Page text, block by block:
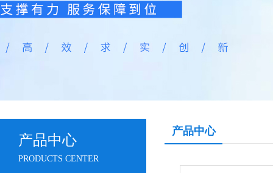
产品中心
PRODUCTS CENTER
产品中心